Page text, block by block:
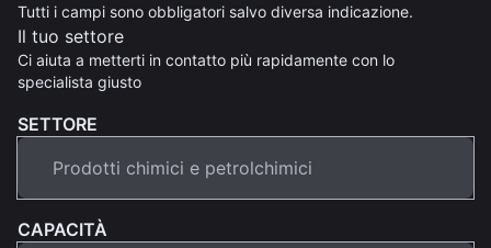
Tutti i campi sono obbligatori salvo diversa indicazione.
Il tuo settore
Ci aiuta a metterti in contatto più rapidamente con lo
specialista giusto
SETTORE
CAPACITÀ